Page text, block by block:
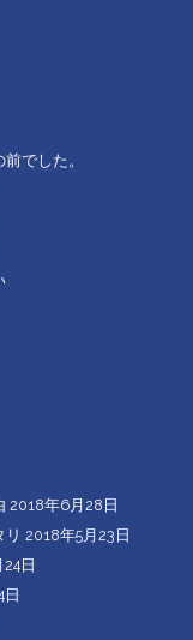
でした。
2018年6月28日
2018年5月23日
日